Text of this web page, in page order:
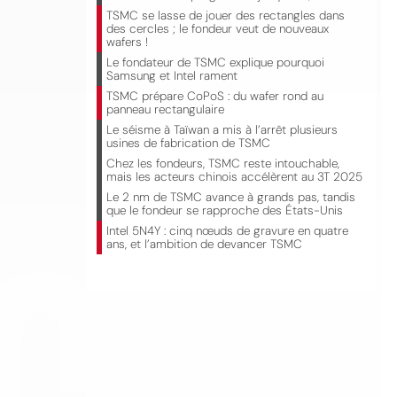
TSMC se lasse de jouer des rectangles dans
des cercles ; le fondeur veut de nouveaux
wafers !
Le fondateur de TSMC explique pourquoi
Samsung et Intel rament
TSMC prépare CoPoS : du wafer rond au
panneau rectangulaire
Le séisme à Taïwan a mis à l’arrêt plusieurs
usines de fabrication de TSMC
Chez les fondeurs, TSMC reste intouchable,
mais les acteurs chinois accélèrent au 3T 2025
Le 2 nm de TSMC avance à grands pas, tandis
que le fondeur se rapproche des États-Unis
Intel 5N4Y : cinq nœuds de gravure en quatre
ans, et l’ambition de devancer TSMC